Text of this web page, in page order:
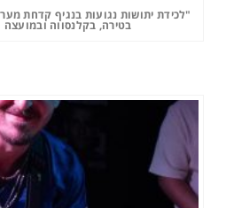
"לכידת יתושות נגועות בנגיף קדחת
בטירה, בקלנסווה ובמועצה